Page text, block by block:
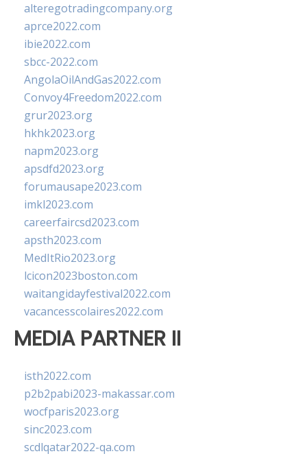
alteregotradingcompany.org
aprce2022.com
ibie2022.com
sbcc-2022.com
AngolaOilAndGas2022.com
Convoy4Freedom2022.com
grur2023.org
hkhk2023.org
napm2023.org
apsdfd2023.org
forumausape2023.com
imkl2023.com
careerfaircsd2023.com
apsth2023.com
MedItRio2023.org
lcicon2023boston.com
waitangidayfestival2022.com
vacancesscolaires2022.com
MEDIA PARTNER II
isth2022.com
p2b2pabi2023-makassar.com
wocfparis2023.org
sinc2023.com
scdlqatar2022-qa.com